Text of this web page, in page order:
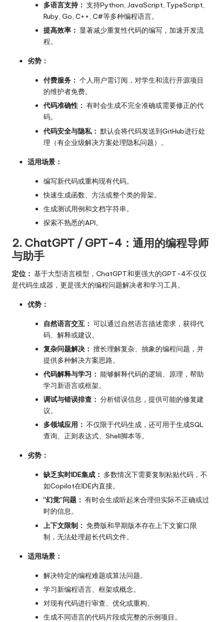
多语言支持： 支持Python, JavaScript, TypeScript,
Ruby, Go, C++, C#等多种编程语言。
提高效率： 显著减少重复性代码的编写，加速开发流
程。
劣势：
付费服务： 个人用户需订阅，对学生和流行开源项目
的维护者免费。
代码准确性： 有时会生成不完全准确或需要修正的代
码。
代码安全与隐私： 默认会将代码发送到GitHub进行处
理（有企业级解决方案处理隐私问题）。
适用场景：
编写新代码或重构现有代码。
快速生成函数、方法或整个类的骨架。
生成测试用例和文档字符串。
探索不熟悉的API。
2. ChatGPT / GPT-4：通用的编程导师
与助手
定位： 基于大型语言模型，ChatGPT和更强大的GPT-4不仅仅
是代码生成器，更是强大的编程问题解决者和学习工具。
优势：
自然语言交互： 可以通过自然语言描述需求，获得代
码、解释或建议。
复杂问题解决： 擅长理解复杂、抽象的编程问题，并
提供多种解决方案思路。
代码解释与学习： 能够解释代码的逻辑、原理，帮助
学习新语言或框架。
调试与错误排查： 分析错误信息，提供可能的修复建
议。
多领域应用： 不仅限于代码生成，还可用于生成SQL
查询、正则表达式、Shell脚本等。
劣势：
缺乏实时IDE集成： 多数情况下需要复制粘贴代码，不
如Copilot在IDE内直接。
“幻觉”问题： 有时会生成听起来合理但实际不正确或过
时的信息。
上下文限制： 免费版和早期版本存在上下文窗口限
制，无法处理超长代码文件。
适用场景：
解决特定的编程难题或算法问题。
学习新编程语言、框架或概念。
对现有代码进行审查、优化或重构。
生成不同语言的代码片段或完整的示例项目。